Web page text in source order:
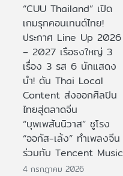
“CUU Thailand” เปิด
เกมรุกคอนเทนต์ไทย!
ประกาศ Line Up 2026
– 2027 เรือธงใหญ่ 3
เรื่อง 3 รส 6 นักแสดง
นำ! ดัน Thai Local
Content ส่งออกศิลปิน
ไทยสู่ตลาดจีน
“บุพเพสันนิวาส” ชูโรง
“ออกัส-เล้ง” ทำเพลงจีน
ร่วมกับ Tencent Music
4 กรกฎาคม 2026